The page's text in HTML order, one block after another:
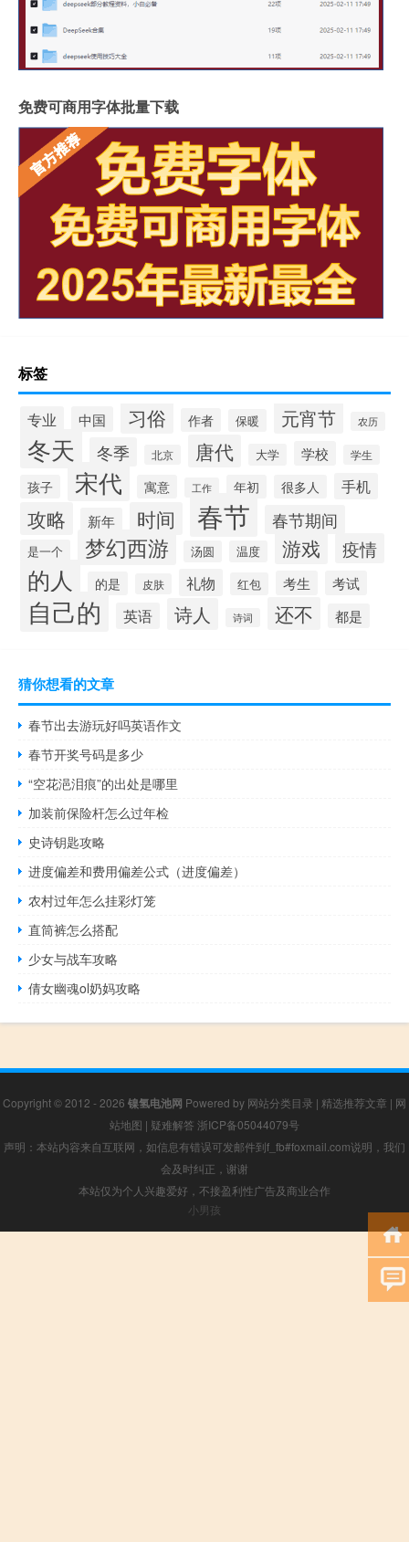
免费可商用字体批量下载
标签
专业 中国 习俗 作者 保暖 元宵节 农历
冬天 冬季 北京 唐代 大学 学校 学生
孩子 宋代 寓意 工作 年初 很多人 手机
攻略 新年 时间 春节 春节期间
是一个 梦幻西游 汤圆 温度 游戏 疫情
的人 的是 皮肤 礼物 红包 考生 考试
自己的 英语 诗人 诗词 还不 都是
猜你想看的文章
春节出去游玩好吗英语作文
春节开奖号码是多少
“空花浥泪痕”的出处是哪里
加装前保险杆怎么过年检
史诗钥匙攻略
进度偏差和费用偏差公式（进度偏差）
农村过年怎么挂彩灯笼
直筒裤怎么搭配
少女与战车攻略
倩女幽魂ol奶妈攻略
Copyright © 2012 - 2026 镍氢电池网 Powered by 网站分类目录 | 精选推荐文章 | 网
站地图 | 疑难解答 浙ICP备05044079号
声明：本站内容来自互联网，如信息有错误可发邮件到f_fb#foxmail.com说明，我们
会及时纠正，谢谢
本站仅为个人兴趣爱好，不接盈利性广告及商业合作
小男孩